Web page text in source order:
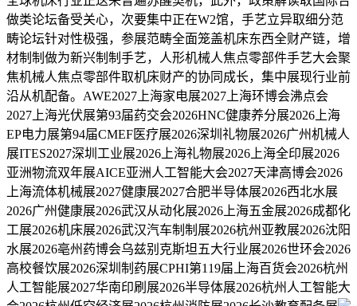
做类论坛备受关心，次要集中正在W2馆，手艺立异取细分范
畴论坛针对性极强，参展范畴全面笼盖机床东西全财产链，增
材制制做为新兴制制手艺，人形机械人焦点零部件手艺大会聚
焦机械人焦点零部件取机床财产的协同成长，集中展现行业前
沿从机配备。AWE2027上海家电展2027上海环博会沸点会
2027上海光伏展第93届药交会2026HNC健康养分展2026上海
EP电力展第94届CMEF医疗展2026深圳礼物展2026广州机械人
展ITES2027深圳工业展2026上海礼物展2026上海全印展2026
亚洲物流双年展AICE亚洲人工智能大会2027天津高博会2026
上海流体机械展2027健康展2027合肥半导体展2026西北水展
2026广州健康展2026武汉从动化展2026上海五金展2026成都化
工展2026机床展2026武汉汽车制制展2026杭州亚教展2026沈阳
水展2026亳州药博会乌兹别克斯坦五大行业展2026世环会2026
高校餐饮展2026深圳制药展CPHI第119届上海百货会2026杭州
人工智能展2027华南印刷展2026半导体展2026杭州人工智能大